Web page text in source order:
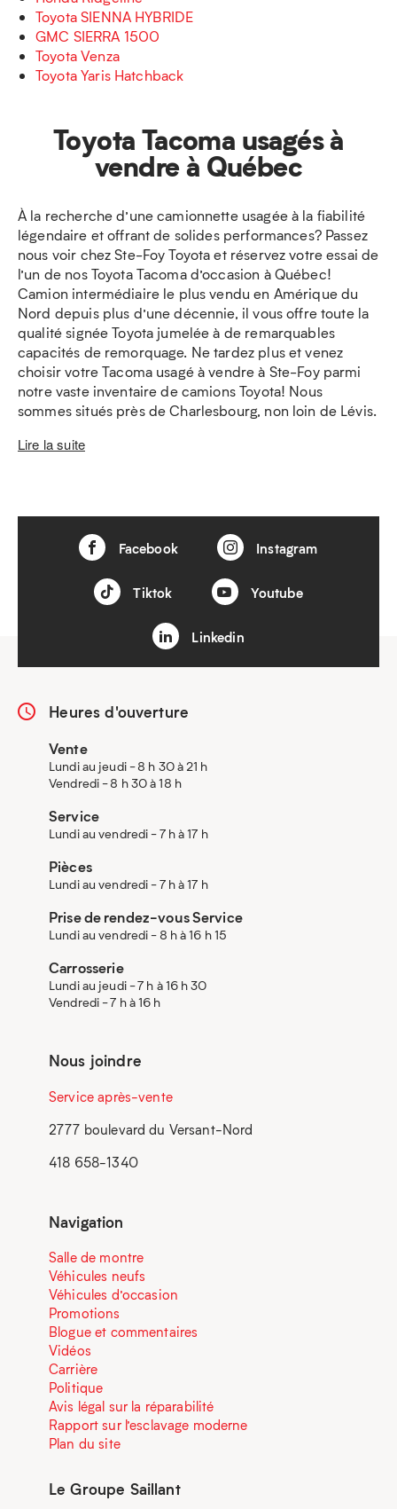
Toyota SIENNA HYBRIDE
GMC SIERRA 1500
Toyota Venza
Toyota Yaris Hatchback
Toyota Tacoma usagés à
vendre à Québec
À la recherche d’une camionnette usagée à la fiabilité
légendaire et offrant de solides performances? Passez
nous voir chez Ste-Foy Toyota et réservez votre essai de
l’un de nos Toyota Tacoma d’occasion à Québec!
Camion intermédiaire le plus vendu en Amérique du
Nord depuis plus d’une décennie, il vous offre toute la
qualité signée Toyota jumelée à de remarquables
capacités de remorquage. Ne tardez plus et venez
choisir votre Tacoma usagé à vendre à Ste-Foy parmi
notre vaste inventaire de camions Toyota! Nous
sommes situés près de Charlesbourg, non loin de Lévis.
Lire la suite
Facebook Instagram
Tiktok Youtube
Linkedin
Heures d'ouverture
Vente
Lundi au jeudi - 8 h 30 à 21 h
Vendredi - 8 h 30 à 18 h
Service
Lundi au vendredi - 7 h à 17 h
Pièces
Lundi au vendredi - 7 h à 17 h
Prise de rendez-vous Service
Lundi au vendredi - 8 h à 16 h 15
Carrosserie
Lundi au jeudi - 7 h à 16 h 30
Vendredi - 7 h à 16 h
Nous joindre
Service après-vente
2777 boulevard du Versant-Nord
418 658-1340
Navigation
Salle de montre
Véhicules neufs
Véhicules d’occasion
Promotions
Blogue et commentaires
Vidéos
Carrière
Politique
Avis légal sur la réparabilité
Rapport sur l’esclavage moderne
Plan du site
Le Groupe Saillant